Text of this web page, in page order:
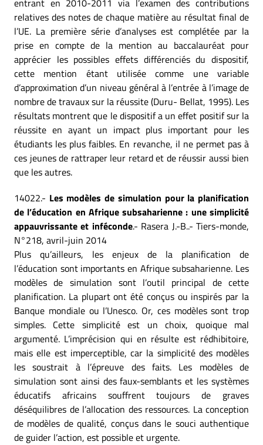
entrant en 2010-2011 via l’examen des contributions
relatives des notes de chaque matière au résultat final de
l’UE. La première série d’analyses est complétée par la
prise en compte de la mention au baccalauréat pour
apprécier les possibles effets différenciés du dispositif,
cette mention étant utilisée comme une variable
d’approximation d’un niveau général à l’entrée à l’image de
nombre de travaux sur la réussite (Duru- Bellat, 1995). Les
résultats montrent que le dispositif a un effet positif sur la
réussite en ayant un impact plus important pour les
étudiants les plus faibles. En revanche, il ne permet pas à
ces jeunes de rattraper leur retard et de réussir aussi bien
que les autres.
14022.- Les modèles de simulation pour la planification
de l’éducation en Afrique subsaharienne : une simplicité
appauvrissante et inféconde.- Rasera J.-B..- Tiers-monde,
N°218, avril-juin 2014
Plus qu’ailleurs, les enjeux de la planification de
l’éducation sont importants en Afrique subsaharienne. Les
modèles de simulation sont l’outil principal de cette
planification. La plupart ont été conçus ou inspirés par la
Banque mondiale ou l’Unesco. Or, ces modèles sont trop
simples. Cette simplicité est un choix, quoique mal
argumenté. L’imprécision qui en résulte est rédhibitoire,
mais elle est imperceptible, car la simplicité des modèles
les soustrait à l’épreuve des faits. Les modèles de
simulation sont ainsi des faux-semblants et les systèmes
éducatifs africains souffrent toujours de graves
déséquilibres de l’allocation des ressources. La conception
de modèles de qualité, conçus dans le souci authentique
de guider l’action, est possible et urgente.